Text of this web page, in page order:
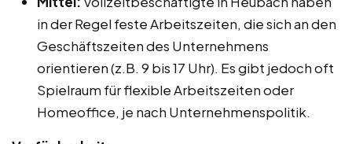
in der Regel feste Arbeitszeiten, die sich an den
Geschäftszeiten des Unternehmens
orientieren (z.B. 9 bis 17 Uhr). Es gibt jedoch oft
Spielraum für flexible Arbeitszeiten oder
Homeoffice, je nach Unternehmenspolitik.